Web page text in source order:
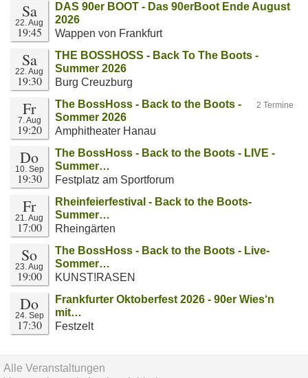
Sa
22. Aug
19:45
DAS 90er BOOT - Das 90erBoot Ende August
2026
Wappen von Frankfurt
Sa
22. Aug
19:30
THE BOSSHOSS - Back To The Boots -
Summer 2026
Burg Creuzburg
Fr
7. Aug
19:20
2 Termine
The BossHoss - Back to the Boots -
Sommer 2026
Amphitheater Hanau
Do
10. Sep
19:30
The BossHoss - Back to the Boots - LIVE -
Summer…
Festplatz am Sportforum
Fr
21. Aug
17:00
Rheinfeierfestival - Back to the Boots-
Summer…
Rheingärten
So
23. Aug
19:00
The BossHoss - Back to the Boots - Live-
Sommer…
KUNST!RASEN
Do
24. Sep
17:30
Frankfurter Oktoberfest 2026 - 90er Wies‘n
mit…
Festzelt
Alle Veranstaltungen